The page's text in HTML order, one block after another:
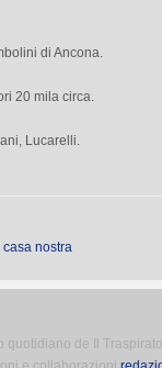
di Ancona.
20 mila circa.
Lucarelli.
nostra
de Il